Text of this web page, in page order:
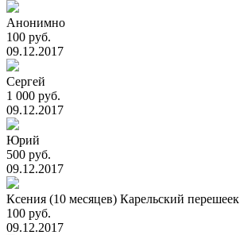
Анонимно
100 руб.
09.12.2017
Сергей
1 000 руб.
09.12.2017
Юрий
500 руб.
09.12.2017
Ксения (10 месяцев) Карельский перешеек
100 руб.
09.12.2017